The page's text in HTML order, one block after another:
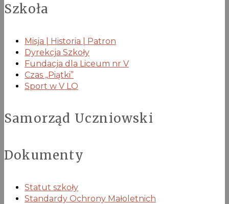
Szkoła
Misja | Historia | Patron
Dyrekcja Szkoły
Fundacja dla Liceum nr V
Czas „Piątki”
Sport w V LO
Samorząd Uczniowski
Dokumenty
Statut szkoły
Standardy Ochrony Małoletnich